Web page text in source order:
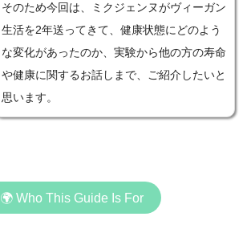
そのため今回は、ミクジェンヌがヴィーガン
生活を2年送ってきて、健康状態にどのよう
な変化があったのか、実験から他の方の寿命
や健康に関するお話しまで、ご紹介したいと
思います。
🌍 Who This Guide Is For